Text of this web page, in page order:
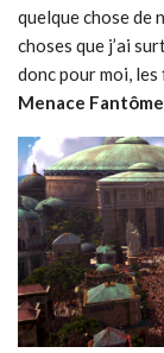
quelque chose de
choses que j’ai
donc pour moi,
Menace